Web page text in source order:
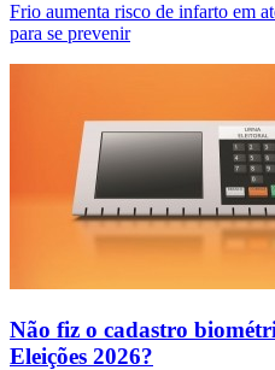
Frio aumenta risco de infarto em
para se prevenir
Não fiz o cadastro
Eleições 2026?